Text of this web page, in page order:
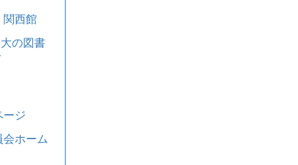
西館
の図書
ジ
ホーム